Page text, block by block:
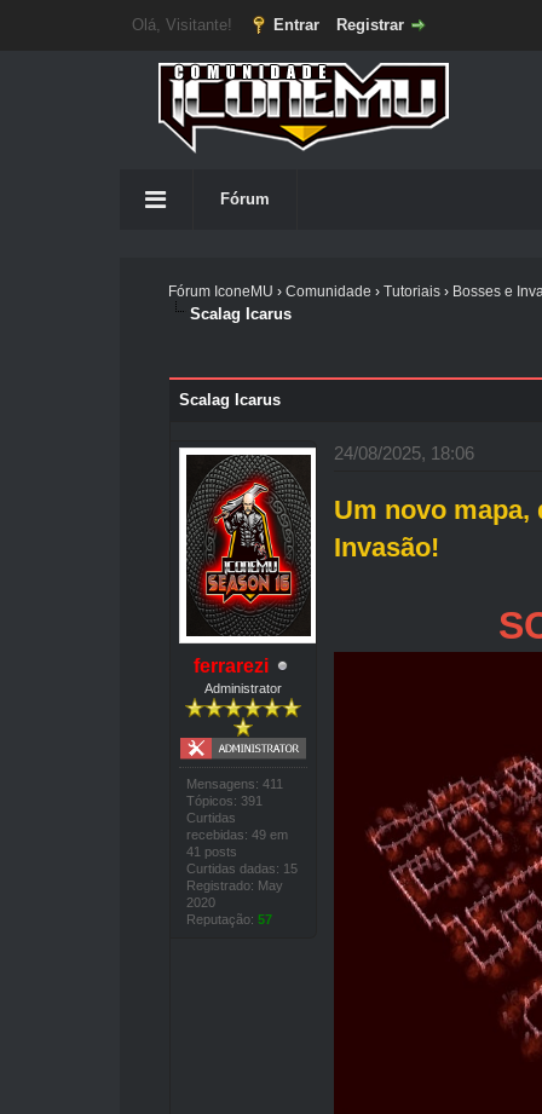
Olá, Visitante! Entrar Registrar
Fórum
Fórum IconeMU › Comunidade › Tutoriais› Bosses e
Scalag Icarus
Scalag Icarus
ferrarezi
Administrator
Mensagens: 411
Tópicos: 391
Curtidas
recebidas: 49 em
41 posts
Curtidas dadas: 15
Registrado: May
2020
Reputação:57
24/08/2025, 18:06
Um novo mapa,
Invasão!